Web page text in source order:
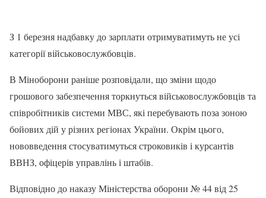
З 1 березня надбавку до зарплати отримуватимуть не усі
категорії військовослужбовців.
В Міноборони раніше розповідали, що зміни щодо
грошового забезпечення торкнуться військовослужбовців та
співробітників системи МВС, які перебувають поза зоною
бойових дій у різних регіонах України. Окрім цього,
нововведення стосуватимуться строковиків і курсантів
ВВНЗ, офіцерів управлінь і штабів.
Відповідно до наказу Міністерства оборони № 44 від 25